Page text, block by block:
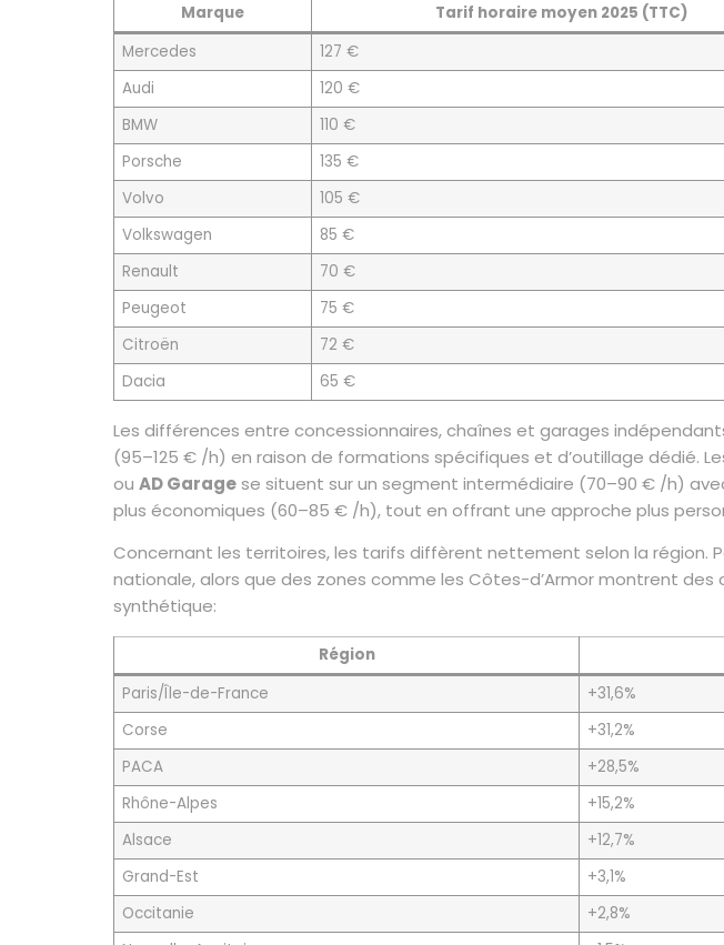
Marque Tarif horaire moyen 2025 (TTC)
Mercedes
127 €
Audi
120 €
BMW
110 €
Porsche
135 €
Volvo
105 €
Volkswagen
85 €
Renault
70 €
Peugeot
75 €
Citroën
72 €
Dacia
65 €
Les différences entre concessionnaires, chaînes et garages
(95–125 € /h) en raison de formations spécifiques et d’outillage dédié.
ou AD Garage se situent sur un segment intermédiaire (70–90 € /h)
plus économiques (60–85 € /h), tout en offrant une approche plus
Concernant les territoires, les tarifs diffèrent nettement selon la
nationale, alors que des zones comme les Côtes-d’Armor montrent
synthétique:
Région
Paris/Île-de-France
+31,6%
Corse
+31,2%
PACA
+28,5%
Rhône-Alpes
+15,2%
Alsace
+12,7%
Grand-Est
+3,1%
Occitanie
+2,8%